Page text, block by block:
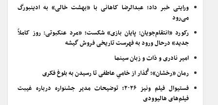
ورایتی خبر داد؛ عبدالرضا کاهانی با «بهشت خالی» به ادینبورگ
می‌رود
رکورد «انتقام‌جویان: پایان بازی» شکست؛ «مرد عنکبوتی: روز کاملاً
جدید» درحال ورود به فهرست تاریخی فروش گیشه
امیر نادری و ذات و زبان سینما
رمان «رخشان»؛ گُذار از خامیِ عاطفی تا رسیدن به بلوغ فکری
فستیوال فیلم ونیز ۲۰۲۶؛ توضیحات مدیر جشنواره درباره غیبت
فیلم‌های هالیوودی